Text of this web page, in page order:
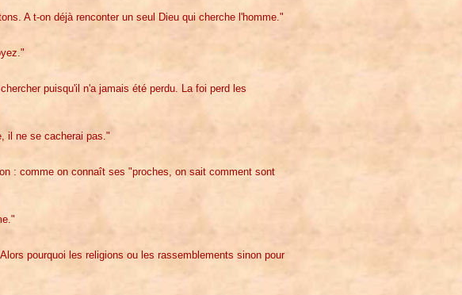
A t-on déjà renconter un seul Dieu qui cherche l'homme."
puisqu'il n'a jamais été perdu. La foi perd les
il ne se cacherai pas."
: comme on connaît ses "proches, on sait comment sont
pourquoi les religions ou les rassemblements sinon pour